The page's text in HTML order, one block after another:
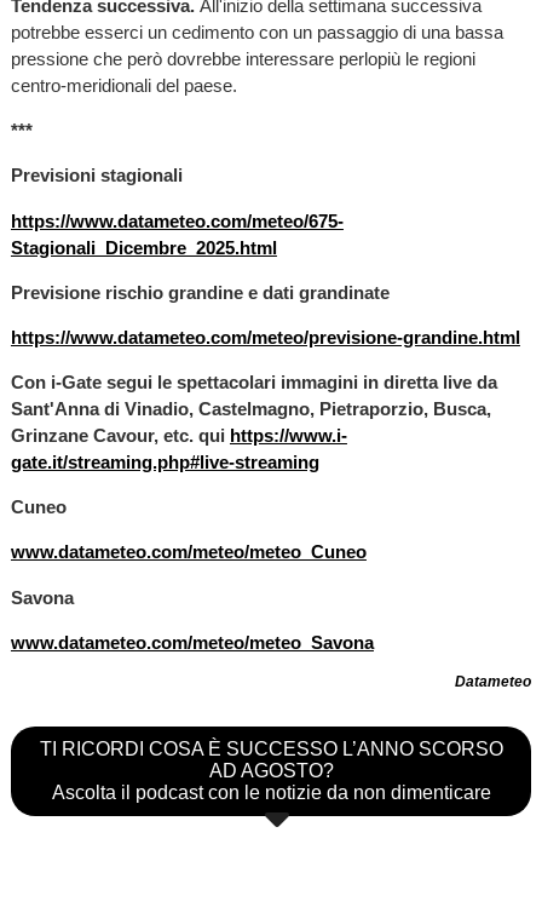
Tendenza successiva. All'inizio della settimana successiva
potrebbe esserci un cedimento con un passaggio di una bassa
pressione che però dovrebbe interessare perlopiù le regioni
centro-meridionali del paese.
***
Previsioni stagionali
https://www.datameteo.com/meteo/675-
Stagionali_Dicembre_2025.html
Previsione rischio grandine e dati grandinate
https://www.datameteo.com/meteo/previsione-grandine.html
Con i-Gate segui le spettacolari immagini in diretta live da
Sant'Anna di Vinadio, Castelmagno, Pietraporzio, Busca,
Grinzane Cavour, etc. qui https://www.i-
gate.it/streaming.php#live-streaming
Cuneo
www.datameteo.com/meteo/meteo_Cuneo
Savona
www.datameteo.com/meteo/meteo_Savona
Datameteo
TI RICORDI COSA È SUCCESSO L’ANNO SCORSO
AD AGOSTO?
Ascolta il podcast con le notizie da non dimenticare